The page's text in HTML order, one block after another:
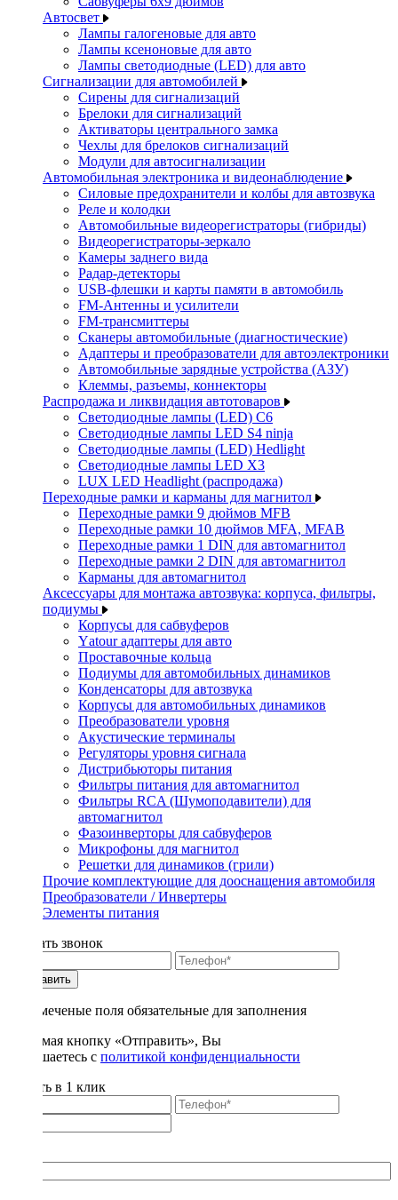
Автосвет
Лампы галогеновые для авто
Лампы ксеноновые для авто
Лампы светодиодные (LED) для авто
Сигнализации для автомобилей
Сирены для сигнализаций
Брелоки для сигнализаций
Активаторы центрального замка
Чехлы для брелоков сигнализаций
Модули для автосигнализации
Автомобильная электроника и видеонаблюдение
Силовые предохранители и колбы для автозвука
Реле и колодки
Автомобильные видеорегистраторы (гибриды)
Видеорегистраторы-зеркало
Камеры заднего вида
Радар-детекторы
USB-флешки и карты памяти в автомобиль
FM-Антенны и усилители
FM-трансмиттеры
Сканеры автомобильные (диагностические)
Адаптеры и преобразователи для автоэлектроники
Автомобильные зарядные устройства (АЗУ)
Клеммы, разъемы, коннекторы
Распродажа и ликвидация автотоваров
Светодиодные лампы (LED) C6
Светодиодные лампы LED S4 ninja
Светодиодные лампы (LED) Hedlight
Светодиодные лампы LED X3
LUX LED Headlight (распродажа)
Переходные рамки и карманы для магнитол
Переходные рамки 9 дюймов MFB
Переходные рамки 10 дюймов MFA, MFAB
Переходные рамки 1 DIN для автомагнитол
Переходные рамки 2 DIN для автомагнитол
Карманы для автомагнитол
Аксессуары для монтажа автозвука: корпуса, фильтры,
подиумы
Корпусы для сабвуферов
Yаtour адаптеры для авто
Проставочные кольца
Подиумы для автомобильных динамиков
Конденсаторы для автозвука
Корпусы для автомобильных динамиков
Преобразователи уровня
Акустические терминалы
Регуляторы уровня сигнала
Дистрибьюторы питания
Фильтры питания для автомагнитол
Фильтры RCA (Шумоподавители) для
автомагнитол
Фазоинверторы для сабвуферов
Микрофоны для магнитол
Решетки для динамиков (грили)
Прочие комплектующие для дооснащения автомобиля
Преобразователи / Инвертеры
Элементы питания
Заказать звонок
Отправить
* - отмеченые поля обязательные для заполнения
Нажимая кнопку «Отправить», Вы
соглашаетесь с политикой конфиденциальности
Купить в 1 клик